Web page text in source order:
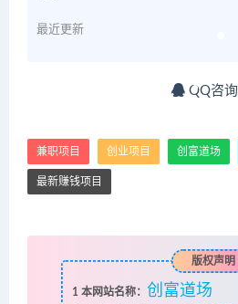
最近更新
QQ咨询
兼职项目 创业项目 创富道场
最新赚钱项目
版权声明
1 本网站名称： 创富道场